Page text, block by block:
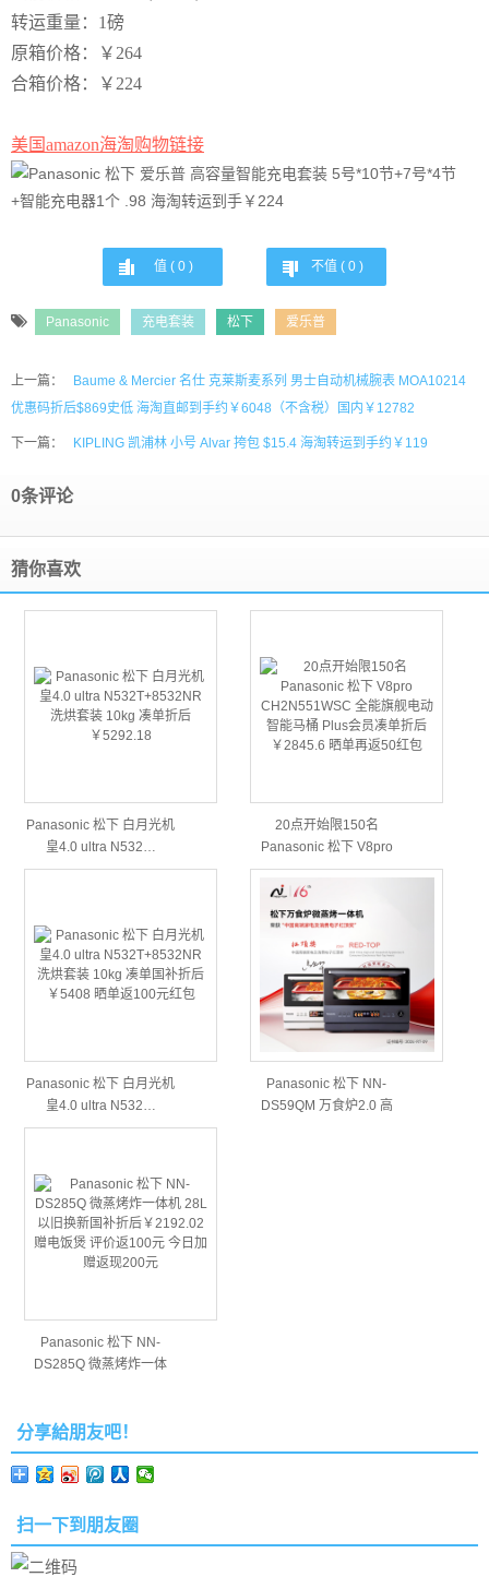
转运重量：1磅
原箱价格：￥264
合箱价格：￥224
美国amazon海淘购物链接
值 ( 0 ) 不值 ( 0 )
Panasonic 充电套装 松下 爱乐普
上一篇：
Baume & Mercier 名仕 克莱斯麦系列 男士自动机械腕表 MOA10214
优惠码折后$869史低 海淘直邮到手约￥6048（不含税）国内￥12782
下一篇： KIPLING 凯浦林 小号 Alvar 挎包 $15.4 海淘转运到手约￥119
0条评论
猜你喜欢
Panasonic 松下 白月光机
皇4.0 ultra N532…
20点开始限150名
Panasonic 松下 V8pro
CH…
Panasonic 松下 白月光机
皇4.0 ultra N532…
Panasonic 松下 NN-
DS59QM 万食炉2.0 高
Panasonic 松下 NN-
DS285Q 微蒸烤炸一体
分享給朋友吧！
扫一下到朋友圈